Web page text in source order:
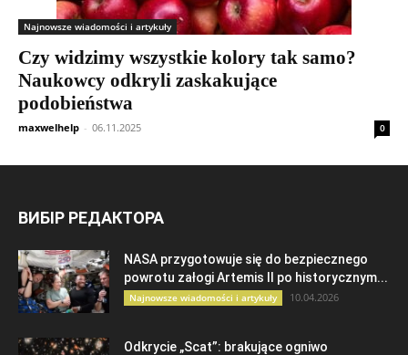
Najnowsze wiadomości i artykuły
Czy widzimy wszystkie kolory tak samo?
Naukowcy odkryli zaskakujące
podobieństwa
maxwelhelp - 06.11.2025 0
ВИБІР РЕДАКТОРА
NASA przygotowuje się do bezpiecznego
powrotu załogi Artemis II po historycznym...
Najnowsze wiadomości i artykuły 10.04.2026
Odkrycie „Scat”: brakujące ogniwo